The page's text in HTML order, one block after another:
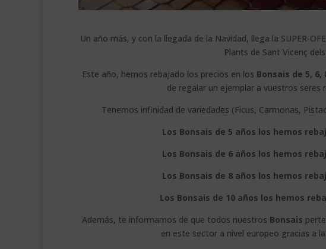
Un año más, y con la llegada de la Navidad, llega la SUPER-
Plants de Sant Vicenç
Este año, hemos rebajado los precios en los Bonsais de 5, 6,
de regalar un ejemplar a vuestros
Tenemos infinidad de variedades (Ficus, Carmonas,
Los Bonsais de 5 años los hemos
Los Bonsais de 6 años los hemos
Los Bonsais de 8 años los hemos
Los Bonsais de 10 años los hemos
Además, te informamos de que todos nuestros Bonsais
en este sector a nivel europeo gracias a